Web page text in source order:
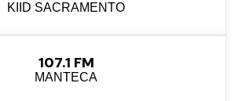
KIID SACRAMENTO
107.1 FM
MANTECA